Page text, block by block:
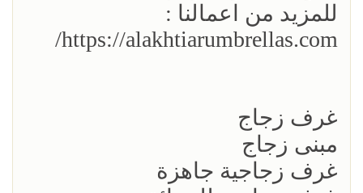
للمزيد من اعمالنا :
https://alakhtiarumbrellas.com/
غرف زجاج
مبنى زجاج
غرف زجاجية جاهزة